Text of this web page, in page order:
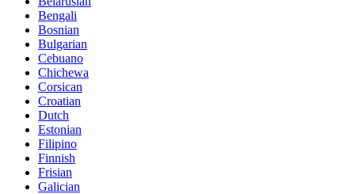
Bengali
Bosnian
Bulgarian
Cebuano
Chichewa
Corsican
Croatian
Dutch
Estonian
Filipino
Finnish
Frisian
Galician